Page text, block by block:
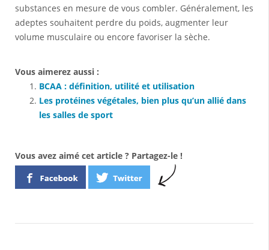
substances en mesure de vous combler. Généralement, les
adeptes souhaitent perdre du poids, augmenter leur
volume musculaire ou encore favoriser la sèche.
Vous aimerez aussi :
BCAA : définition, utilité et utilisation
Les protéines végétales, bien plus qu’un allié dans
les salles de sport
Vous avez aimé cet article ? Partagez-le !